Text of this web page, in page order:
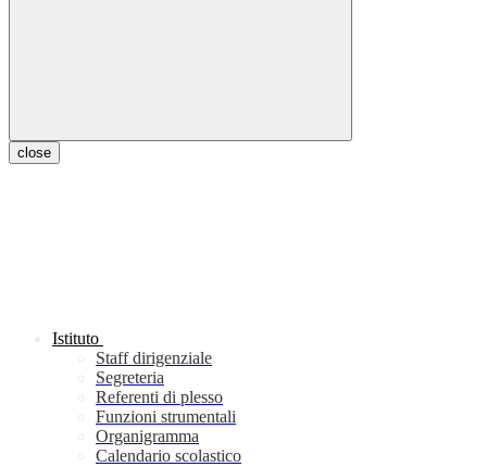
close
Istituto
Staff dirigenziale
Segreteria
Referenti di plesso
Funzioni strumentali
Organigramma
Calendario scolastico